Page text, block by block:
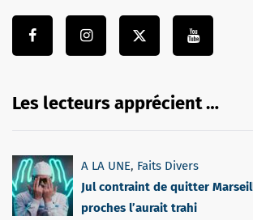
Les lecteurs apprécient …
A LA UNE, Faits Divers
Jul contraint de quitter
proches l’aurait trahi